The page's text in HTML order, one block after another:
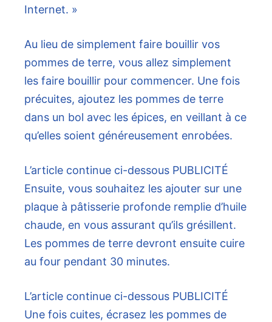
Internet. »
Au lieu de simplement faire bouillir vos
pommes de terre, vous allez simplement
les faire bouillir pour commencer. Une fois
précuites, ajoutez les pommes de terre
dans un bol avec les épices, en veillant à ce
qu’elles soient généreusement enrobées.
L’article continue ci-dessous PUBLICITÉ
Ensuite, vous souhaitez les ajouter sur une
plaque à pâtisserie profonde remplie d’huile
chaude, en vous assurant qu’ils grésillent.
Les pommes de terre devront ensuite cuire
au four pendant 30 minutes.
L’article continue ci-dessous PUBLICITÉ
Une fois cuites, écrasez les pommes de